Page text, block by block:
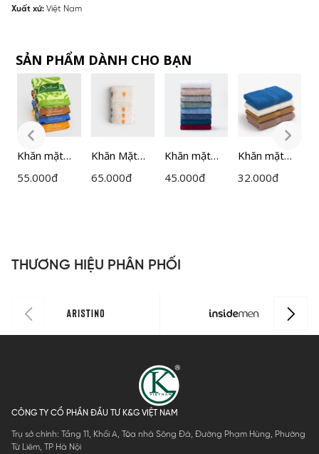
Xuất xứ: Việt Nam
SẢN PHẨM DÀNH CHO BẠN
Khăn mặt
28x50cm
55.000đ
Khăn Mặt
Salina 100%
65.000đ
Khăn mặt
28x48 cm
45.000đ
Khăn mặt
28x46cm
32.000đ
THƯƠNG HIỆU PHÂN PHỐI
CÔNG TY CỔ PHẦN ĐẦU TƯ K&G VIỆT NAM
Trụ sở chính: Tầng 11, Khối A, Tòa nhà Sông Đà, Đường Phạm Hùng, Phường
Từ Liêm, TP Hà Nội